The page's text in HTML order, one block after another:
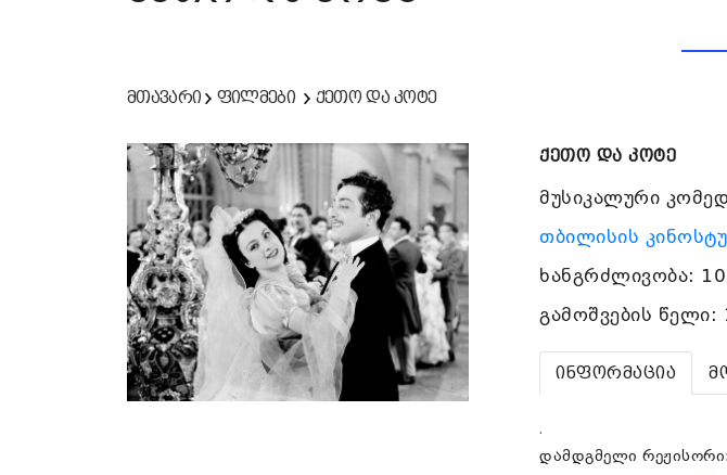
მთავარი ფილმები ქეთო და კოტე
ქეთო და კოტე
მუსიკალური
თბილისის
ხანგრძლივობა:
გამოშვების
ინფორმაცია
.
დამდგმელი რეჟისორი: